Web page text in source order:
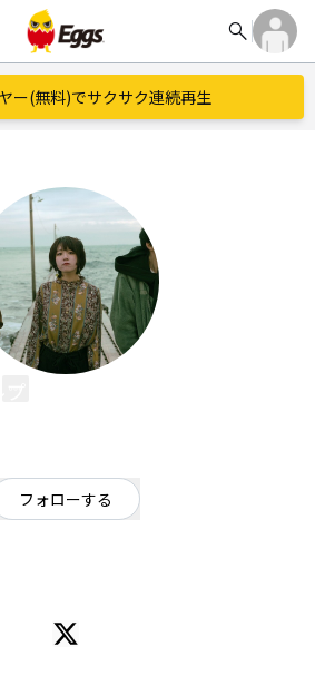
search
ー(無料)でサクサク連続再生
フォローする